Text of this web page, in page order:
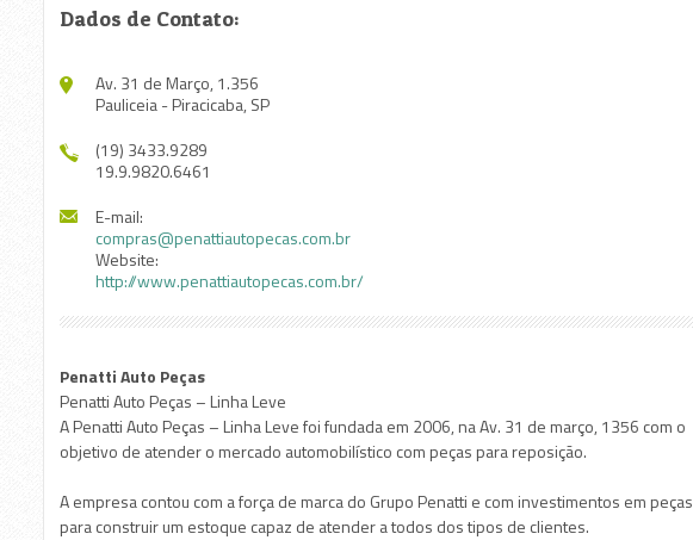
Dados de Contato:
Av. 31 de Março, 1.356
Pauliceia - Piracicaba, SP
(19) 3433.9289
19.9.9820.6461
E-mail:
compras@penattiautopecas.com.br
Website:
http://www.penattiautopecas.com.br/
Penatti Auto Peças
Penatti Auto Peças – Linha Leve
A Penatti Auto Peças – Linha Leve foi fundada em 2006, na Av. 31 de março, 1356 com o
objetivo de atender o mercado automobilístico com peças para reposição.
A empresa contou com a força de marca do Grupo Penatti e com investimentos em peças
para construir um estoque capaz de atender a todos dos tipos de clientes.